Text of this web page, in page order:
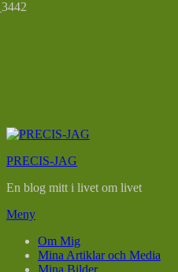
Hoppa
innehåll
PRECIS-JAG
En blog mitt i livet om livet
Meny
Om Mig
Mina Artiklar och Media
Mina Bilder